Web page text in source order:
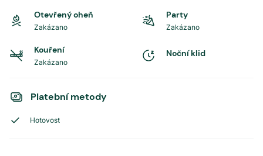
Otevřený oheň
Zakázano
Party
Zakázano
Kouření
Zakázano
Noční klid
Platební metody
Hotovost